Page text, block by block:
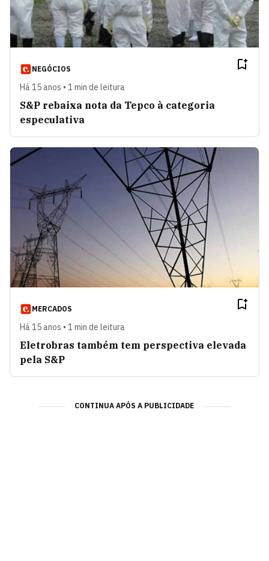
NEGÓCIOS
Há 15 anos • 1 min de leitura
S&P rebaixa nota da Tepco à categoria
especulativa
MERCADOS
Há 15 anos • 1 min de leitura
Eletrobras também tem perspectiva elevada
pela S&P
CONTINUA APÓS A PUBLICIDADE